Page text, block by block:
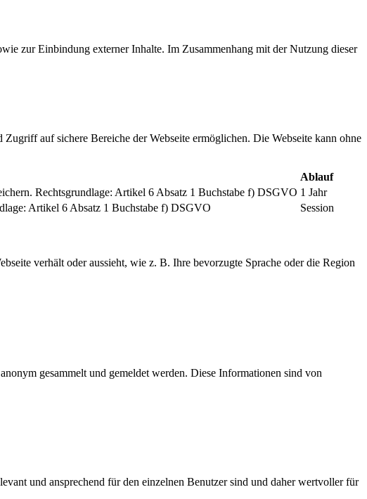
zur Einbindung externer Inhalte. Im Zusammenhang mit der Nutzung dieser
auf sichere Bereiche der Webseite ermöglichen. Die Webseite kann ohne
Ablauf
Rechtsgrundlage: Artikel 6 Absatz 1 Buchstabe f) DSGVO 1 Jahr
Artikel 6 Absatz 1 Buchstabe f) DSGVO Session
verhält oder aussieht, wie z. B. Ihre bevorzugte Sprache oder die Region
gesammelt und gemeldet werden. Diese Informationen sind von
und ansprechend für den einzelnen Benutzer sind und daher wertvoller für